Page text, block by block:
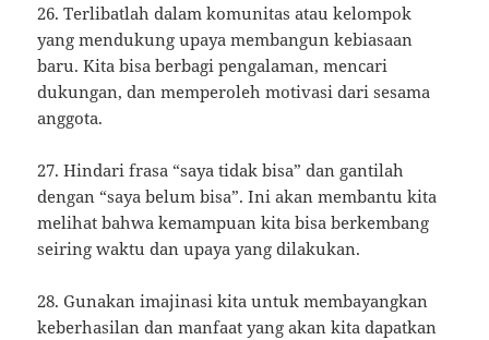
26. Terlibatlah dalam komunitas atau kelompok
yang mendukung upaya membangun kebiasaan
baru. Kita bisa berbagi pengalaman, mencari
dukungan, dan memperoleh motivasi dari sesama
anggota.
27. Hindari frasa “saya tidak bisa” dan gantilah
dengan “saya belum bisa”. Ini akan membantu kita
melihat bahwa kemampuan kita bisa berkembang
seiring waktu dan upaya yang dilakukan.
28. Gunakan imajinasi kita untuk membayangkan
keberhasilan dan manfaat yang akan kita dapatkan